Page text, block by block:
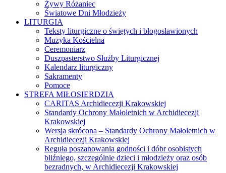
Żywy Różaniec
Światowe Dni Młodzieży
LITURGIA
Teksty liturgiczne o świętych i błogosławionych
Muzyka Kościelna
Ceremoniarz
Duszpasterstwo Służby Liturgicznej
Kalendarz liturgiczny
Sakramenty
Pomoce
STREFA MIŁOSIERDZIA
CARITAS Archidiecezji Krakowskiej
Standardy Ochrony Małoletnich w Archidiecezji
Krakowskiej
Wersja skrócona – Standardy Ochrony Małoletnich w
Archidiecezji Krakowskiej
Reguła poszanowania godności i dóbr osobistych
bliźniego, szczególnie dzieci i młodzieży oraz osób
bezradnych, w Archidiecezji Krakowskiej